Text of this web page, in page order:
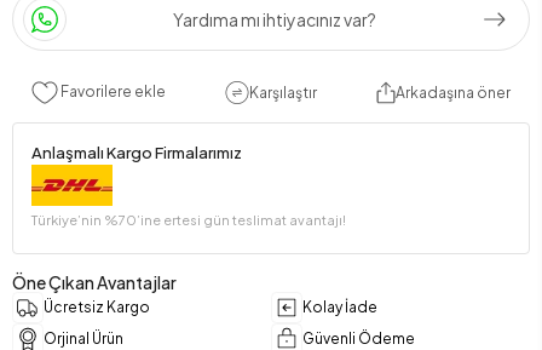
Yardıma mı ihtiyacınız var?
Favorilere ekle Karşılaştır Arkadaşına öner
Anlaşmalı Kargo Firmalarımız
Türkiye’nin %70’ine ertesi gün teslimat avantajı!
Öne Çıkan Avantajlar
Ücretsiz Kargo
Kolay İade
Orjinal Ürün
Güvenli Ödeme